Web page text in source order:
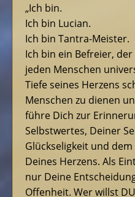
„Ich bin.
Ich bin Lucian.
Ich bin Tantra-Meister.
Ich bin ein Befreier,
jeden Menschen
Tiefe seines Herzens
Menschen zu dienen
führe Dich zur
Selbstwertes, Deiner
Glückseligkeit und
Deines Herzens. Als
nur Deine
Offenheit. Wer willst